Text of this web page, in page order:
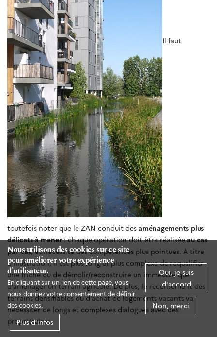
Nous utilisons des cookies sur ce site
pour améliorer votre expérience
d'utilisateur.
En cliquant sur un lien de cette page, vous
nous donnez votre consentement de définir
des cookies.
Plus d'infos
Oui, je suis
d'accord
Non, merci
Il faut
toutefois noter que le ZAN conduit des aménagements plus
délicats à mener: chaque opération doit être réaliséeau cas
par cas, et nécessite des compétences plus pointues. À titre
d’illustration, il est plus long et plus complexe de requalifier
une friche ou de démolir/reconstruire un immeuble que
d’aménager un terrain agricole. De plus, le recensement des
terrains densifiables ou d’achat de logements vacants va
nécessiter de longs et complexes dialogues avec des
propriétaires.